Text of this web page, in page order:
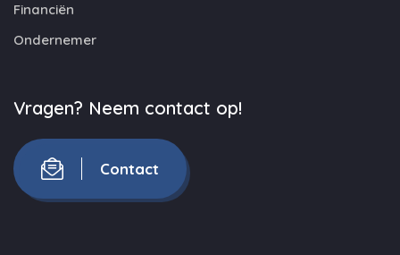
Financiën
Ondernemer
Vragen? Neem contact op!
Contact